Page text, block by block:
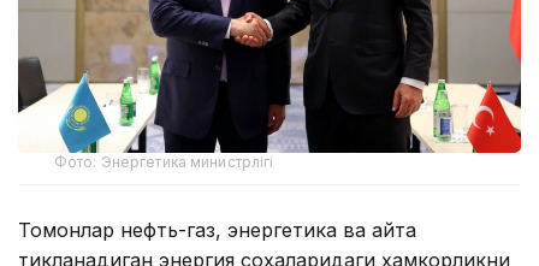
Фото: Энергетика министрлігі
Томонлар нефть-газ, энергетика ва қайта
тикланадиган энергия соҳаларидаги ҳамкорликни